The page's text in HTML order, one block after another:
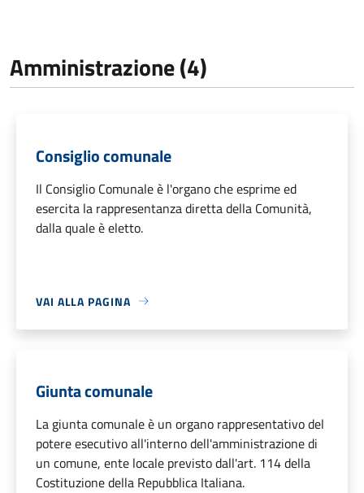
Amministrazione (4)
Consiglio comunale
Il Consiglio Comunale è l'organo che esprime ed
esercita la rappresentanza diretta della Comunità,
dalla quale è eletto.
VAI ALLA PAGINA
Giunta comunale
La giunta comunale è un organo rappresentativo del
potere esecutivo all'interno dell'amministrazione di
un comune, ente locale previsto dall'art. 114 della
Costituzione della Repubblica Italiana.